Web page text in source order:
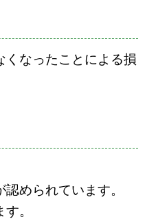
くなったことによる損
められています。
。